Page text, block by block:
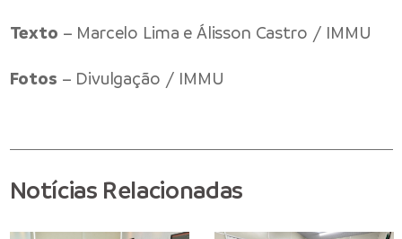
Texto – Marcelo Lima e Álisson Castro / IMMU
Fotos – Divulgação / IMMU
Notícias Relacionadas